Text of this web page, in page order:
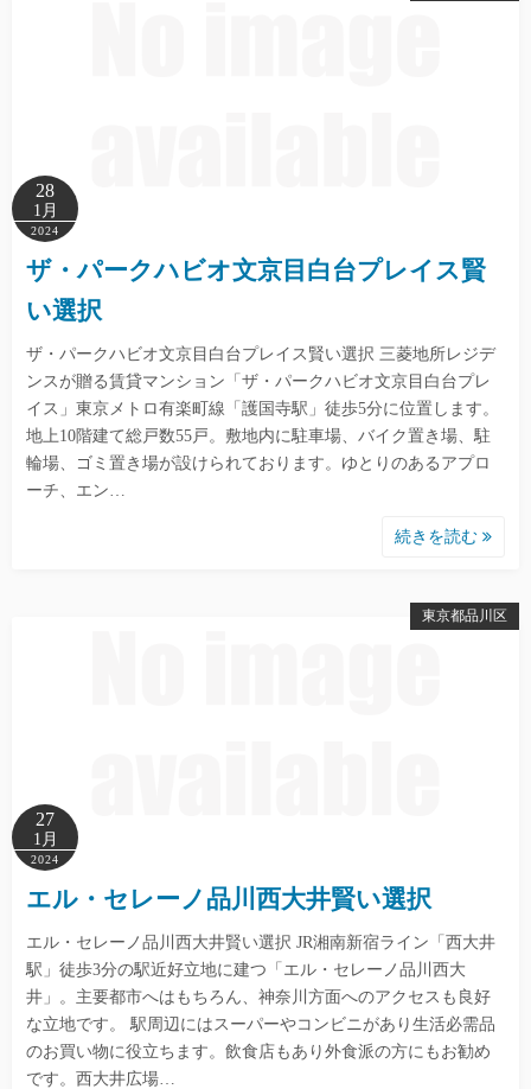
28
1月
2024
ザ・パークハビオ文京目白台プレイス賢
い選択
ザ・パークハビオ文京目白台プレイス賢い選択 三菱地所レジデ
ンスが贈る賃貸マンション「ザ・パークハビオ文京目白台プレ
イス」東京メトロ有楽町線「護国寺駅」徒歩5分に位置します。
地上10階建て総戸数55戸。敷地内に駐車場、バイク置き場、駐
輪場、ゴミ置き場が設けられております。ゆとりのあるアプロ
ーチ、エン…
続きを読む
東京都品川区
27
1月
2024
エル・セレーノ品川西大井賢い選択
エル・セレーノ品川西大井賢い選択 JR湘南新宿ライン「西大井
駅」徒歩3分の駅近好立地に建つ「エル・セレーノ品川西大
井」。主要都市へはもちろん、神奈川方面へのアクセスも良好
な立地です。 駅周辺にはスーパーやコンビニがあり生活必需品
のお買い物に役立ちます。飲食店もあり外食派の方にもお勧め
です。西大井広場…